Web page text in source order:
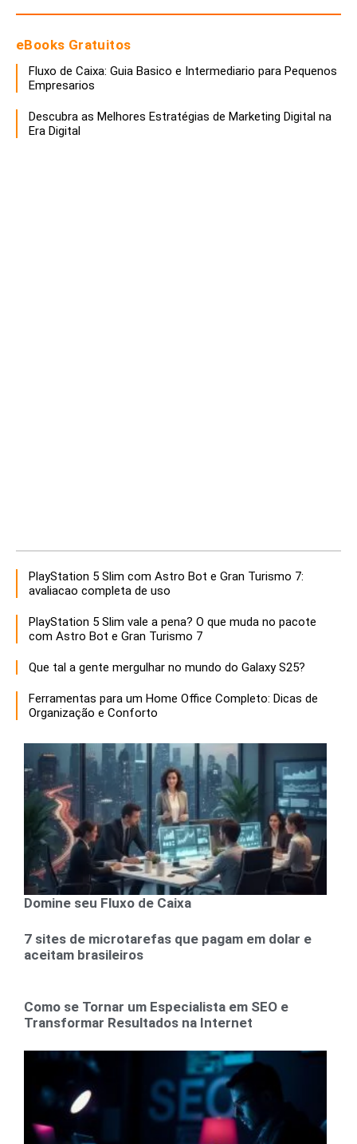
eBooks Gratuitos
Fluxo de Caixa: Guia Basico e Intermediario para Pequenos
Empresarios
Descubra as Melhores Estratégias de Marketing Digital na
Era Digital
PlayStation 5 Slim com Astro Bot e Gran Turismo 7:
avaliacao completa de uso
PlayStation 5 Slim vale a pena? O que muda no pacote
com Astro Bot e Gran Turismo 7
Que tal a gente mergulhar no mundo do Galaxy S25?
Ferramentas para um Home Office Completo: Dicas de
Organização e Conforto
Domine seu Fluxo de Caixa
7 sites de microtarefas que pagam em dolar e
aceitam brasileiros
Como se Tornar um Especialista em SEO e
Transformar Resultados na Internet